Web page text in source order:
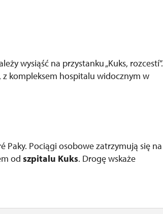
wysiąść na przystanku „Kuks, rozcestí”.
kompleksem hospitalu widocznym w
Paky. Pociągi osobowe zatrzymują się na
od szpitalu Kuks. Drogę wskaże